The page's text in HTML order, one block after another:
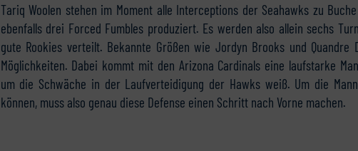
Tariq Woolen stehen im Moment alle Interceptions der Seahawks zu
ebenfalls drei Forced Fumbles produziert. Es werden also allein sechs
gute Rookies verteilt. Bekannte Größen wie Jordyn Brooks und
Möglichkeiten. Dabei kommt mit den Arizona Cardinals eine laufstarke
um die Schwäche in der Laufverteidigung der Hawks weiß. Um die
können, muss also genau diese Defense einen Schritt nach Vorne machen.